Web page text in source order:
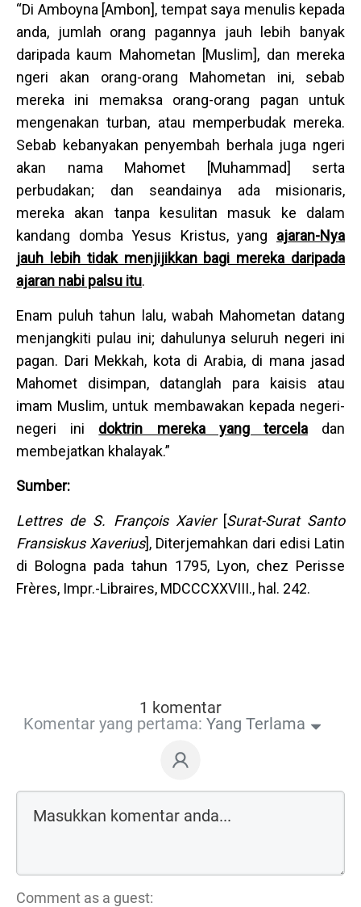
“Di Amboyna [Ambon], tempat saya menulis kepada
anda, jumlah orang pagannya jauh lebih banyak
daripada kaum Mahometan [Muslim], dan mereka
ngeri akan orang-orang Mahometan ini, sebab
mereka ini memaksa orang-orang pagan untuk
mengenakan turban, atau memperbudak mereka.
Sebab kebanyakan penyembah berhala juga ngeri
akan nama Mahomet [Muhammad] serta
perbudakan; dan seandainya ada misionaris,
mereka akan tanpa kesulitan masuk ke dalam
kandang domba Yesus Kristus, yang ajaran-Nya
jauh lebih tidak menjijikkan bagi mereka daripada
ajaran nabi palsu itu.
Enam puluh tahun lalu, wabah Mahometan datang
menjangkiti pulau ini; dahulunya seluruh negeri ini
pagan. Dari Mekkah, kota di Arabia, di mana jasad
Mahomet disimpan, datanglah para kaisis atau
imam Muslim, untuk membawakan kepada negeri-
negeri ini doktrin mereka yang terceladan
membejatkan khalayak.”
Sumber:
Lettres de S. François Xavier[Surat-Surat Santo
Fransiskus Xaverius], Diterjemahkan dari edisi Latin
di Bologna pada tahun 1795, Lyon, chez Perisse
Frères, Impr.-Libraires, MDCCCXXVIII., hal. 242.
1 komentar
Komentar yang pertama: Yang Terlama
Comment as a guest: